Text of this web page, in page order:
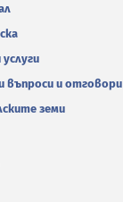
въпроси и отговори
земи